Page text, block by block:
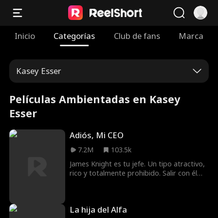
Inicio Categorías Club de fans Marca
Kasey Esser
Películas Ambientadas en Kasey
Esser
Adiós, Mi CEO
7.2M
103.5k
James Knight es tu jefe. Un tipo atractivo,
rico y totalmente prohibido. Salir con él
quieres algo, además de saber que nunca
La hija del Alfa